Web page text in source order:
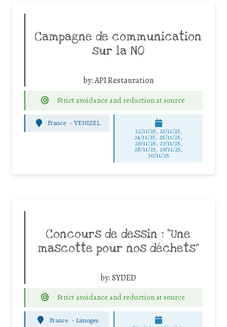
Campagne de communication
sur la NO
by:API Restauration
Strict avoidance and reduction at source
France -VENIZEL
22/11/25, 23/11/25,
24/11/25, 25/11/25,
26/11/25, 27/11/25,
28/11/25, 29/11/25,
30/11/25
Concours de dessin : “Une
mascotte pour nos déchets”
by:SYDED
Strict avoidance and reduction at source
France - Limoges